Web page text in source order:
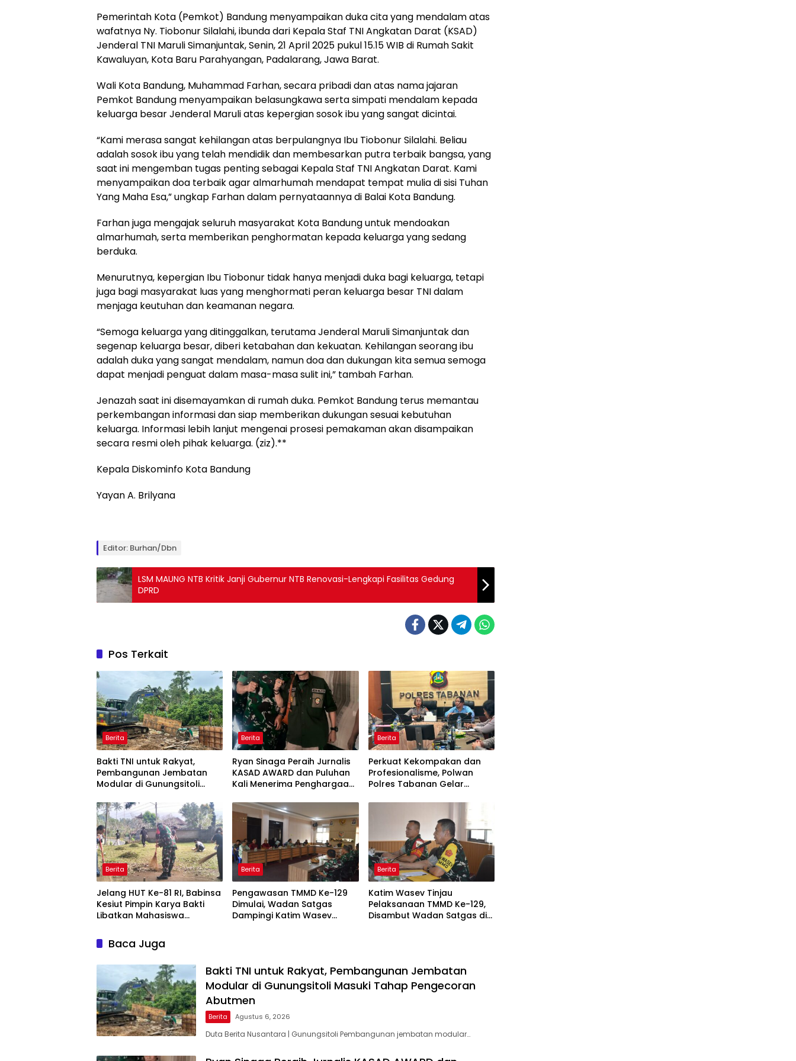
Pemerintah Kota (Pemkot) Bandung menyampaikan duka cita yang mendalam atas
wafatnya Ny. Tiobonur Silalahi, ibunda dari Kepala Staf TNI Angkatan Darat (KSAD)
Jenderal TNI Maruli Simanjuntak, Senin, 21 April 2025 pukul 15.15 WIB di Rumah Sakit
Kawaluyan, Kota Baru Parahyangan, Padalarang, Jawa Barat.
Wali Kota Bandung, Muhammad Farhan, secara pribadi dan atas nama jajaran
Pemkot Bandung menyampaikan belasungkawa serta simpati mendalam kepada
keluarga besar Jenderal Maruli atas kepergian sosok ibu yang sangat dicintai.
“Kami merasa sangat kehilangan atas berpulangnya Ibu Tiobonur Silalahi. Beliau
adalah sosok ibu yang telah mendidik dan membesarkan putra terbaik bangsa, yang
saat ini mengemban tugas penting sebagai Kepala Staf TNI Angkatan Darat. Kami
menyampaikan doa terbaik agar almarhumah mendapat tempat mulia di sisi Tuhan
Yang Maha Esa,” ungkap Farhan dalam pernyataannya di Balai Kota Bandung.
Farhan juga mengajak seluruh masyarakat Kota Bandung untuk mendoakan
almarhumah, serta memberikan penghormatan kepada keluarga yang sedang
berduka.
Menurutnya, kepergian Ibu Tiobonur tidak hanya menjadi duka bagi keluarga, tetapi
juga bagi masyarakat luas yang menghormati peran keluarga besar TNI dalam
menjaga keutuhan dan keamanan negara.
“Semoga keluarga yang ditinggalkan, terutama Jenderal Maruli Simanjuntak dan
segenap keluarga besar, diberi ketabahan dan kekuatan. Kehilangan seorang ibu
adalah duka yang sangat mendalam, namun doa dan dukungan kita semua semoga
dapat menjadi penguat dalam masa-masa sulit ini,” tambah Farhan.
Jenazah saat ini disemayamkan di rumah duka. Pemkot Bandung terus memantau
perkembangan informasi dan siap memberikan dukungan sesuai kebutuhan
keluarga. Informasi lebih lanjut mengenai prosesi pemakaman akan disampaikan
secara resmi oleh pihak keluarga. (ziz).**
Kepala Diskominfo Kota Bandung
Yayan A. Brilyana
Editor: Burhan/Dbn
LSM MAUNG NTB Kritik Janji Gubernur NTB Renovasi-Lengkapi Fasilitas Gedung
DPRD
Pos Terkait
Berita
Bakti TNI untuk Rakyat,
Pembangunan Jembatan
Modular di Gunungsitoli
Abutmen
Berita
Ryan Sinaga Peraih Jurnalis
KASAD AWARD dan Puluhan
Kali Menerima Penghargaan
Publikasi Kegiatan TNI
Berita
Perkuat Kekompakan dan
Profesionalisme, Polwan
Polres Tabanan Gelar
Berita
Jelang HUT Ke-81 RI, Babinsa
Kesiut Pimpin Karya Bakti
Libatkan Mahasiswa
Berita
Pengawasan TMMD Ke-129
Dimulai, Wadan Satgas
Dampingi Katim Wasev
Berita
Katim Wasev Tinjau
Pelaksanaan TMMD Ke-129,
Disambut Wadan Satgas di
Baca Juga
Bakti TNI untuk Rakyat, Pembangunan Jembatan
Modular di Gunungsitoli Masuki Tahap Pengecoran
Abutmen
Berita Agustus 6, 2026
Duta Berita Nusantara | Gunungsitoli Pembangunan jembatan modular…